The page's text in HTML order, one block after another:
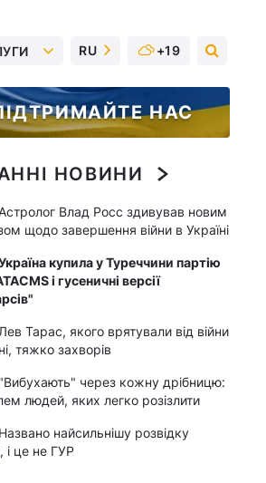
RU +19
НАС
НОВИНИ
Астролог Влад Росс здивував новим
щодо завершення війни в Україні
купила у Туреччини партію
і гусеничні версії
Лев Тарас, якого врятували від війни
тяжко захворів
"Вибухають" через кожну дрібницю:
людей, яких легко розізлити
Названо найсильнішу розвідку
і це не ГУР